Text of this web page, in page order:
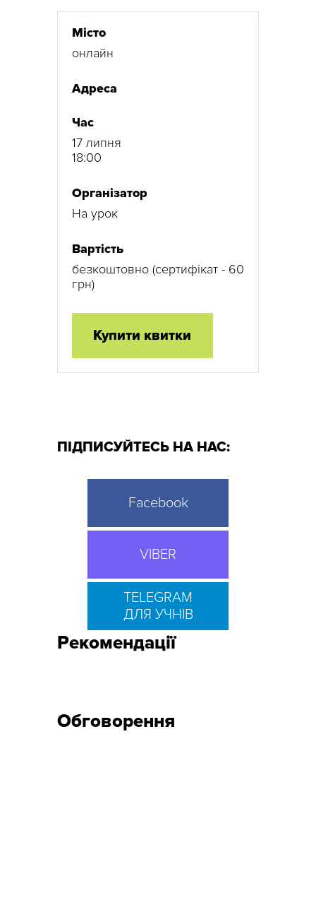
Місто
онлайн
Адреса
Час
17 липня
18:00
Організатор
На урок
Вартість
безкоштовно (сертифікат - 60
грн)
Купити квитки
ПІДПИСУЙТЕСЬ НА НАС:
Facebook
VIBER
TELEGRAM
ДЛЯ УЧНІВ
Рекомендації
Обговорення